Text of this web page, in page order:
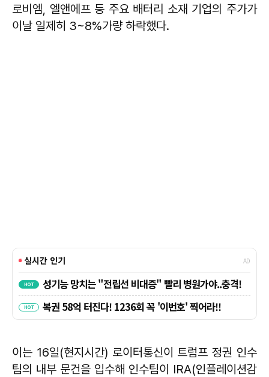
로비엠, 엘앤에프 등 주요 배터리 소재 기업의 주가가
이날 일제히 3~8%가량 하락했다.
이는 16일(현지시간) 로이터통신이 트럼프 정권 인수
팀의 내부 문건을 입수해 인수팀이 IRA(인플레이션감